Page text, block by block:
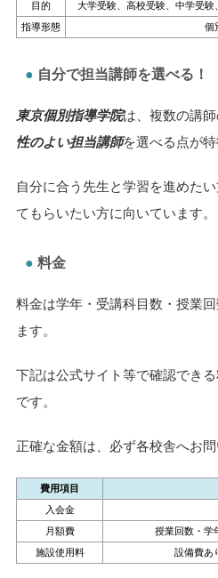
目的
大学受験、高校受験、中学受
指導形態
個
自分で担当講師を選べる！
東京個別指導学院は、複数の講師
性のよい担当講師を選べる点が特
自分に合う先生と学習を進めた
てもらいたい方に向いています。
料金
料金は学年・受講科目数・授業
ます。
下記は公式サイト等で確認でき
です。
正確な金額は、必ず各校舎へお問
費用項目
入会金
月額費
授業回数・学
施設使用料
設備費あ